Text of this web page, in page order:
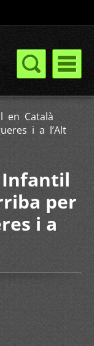
en Català
i a l’Alt
Infantil
per
i a